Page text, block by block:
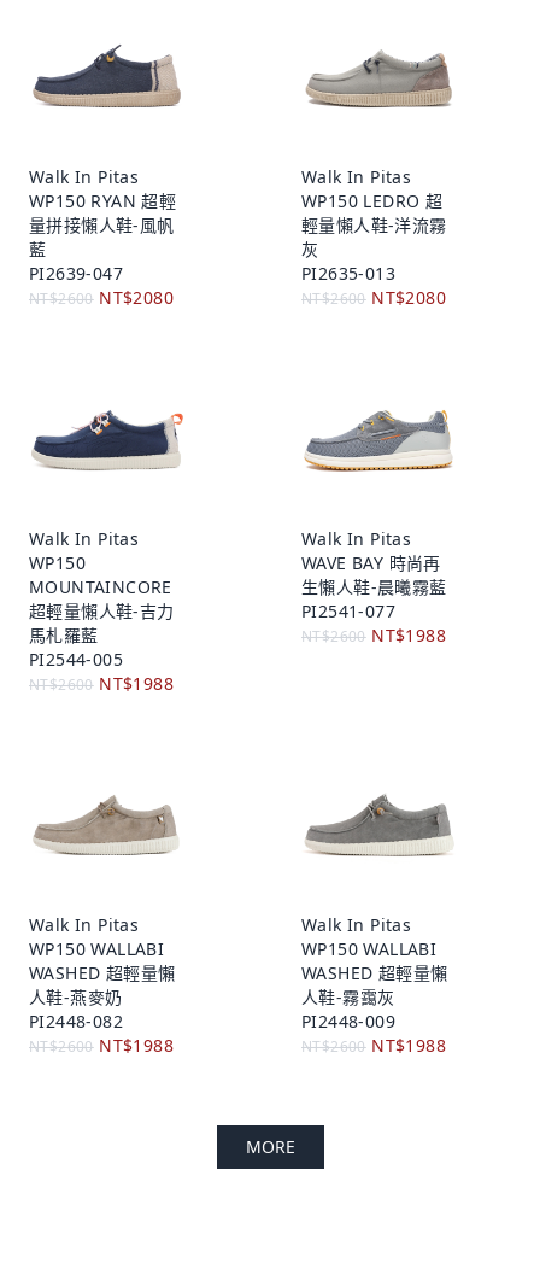
Walk In Pitas
WP150 RYAN 超輕
量拼接懶人鞋-風帆
藍
PI2639-047
NT$2600 NT$2080
Walk In Pitas
WP150 LEDRO 超
輕量懶人鞋-洋流霧
灰
PI2635-013
NT$2600 NT$2080
Walk In Pitas
WP150
MOUNTAINCORE
超輕量懶人鞋-吉力
馬札羅藍
PI2544-005
NT$2600 NT$1988
Walk In Pitas
WAVE BAY 時尚再
生懶人鞋-晨曦霧藍
PI2541-077
NT$2600 NT$1988
Walk In Pitas
WP150 WALLABI
WASHED 超輕量懶
人鞋-燕麥奶
PI2448-082
NT$2600 NT$1988
Walk In Pitas
WP150 WALLABI
WASHED 超輕量懶
人鞋-霧靄灰
PI2448-009
NT$2600 NT$1988
MORE